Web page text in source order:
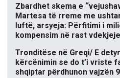
Zbardhet skema e
Martesa të rreme me
luftë, arsyeja: Përfitimi i
kompensim në rast vdekjeje
Tronditëse në Greqi/ E
kërcënimin se do t’i vriste
shqiptar përdhunon vajzën